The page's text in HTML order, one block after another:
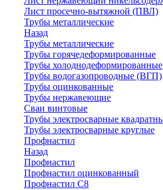
Лист просечно-вытяжной (ПВЛ)
Трубы металлические
Назад
Трубы металлические
Трубы горячедеформированные
Трубы холоднодеформированные
Трубы водогазопроводные (ВГП)
Трубы оцинкованные
Трубы нержавеющие
Сваи винтовые
Трубы электросварные
Трубы электросварные круглые
Профнастил
Назад
Профнастил
Профнастил оцинкованный
Профнастил С8